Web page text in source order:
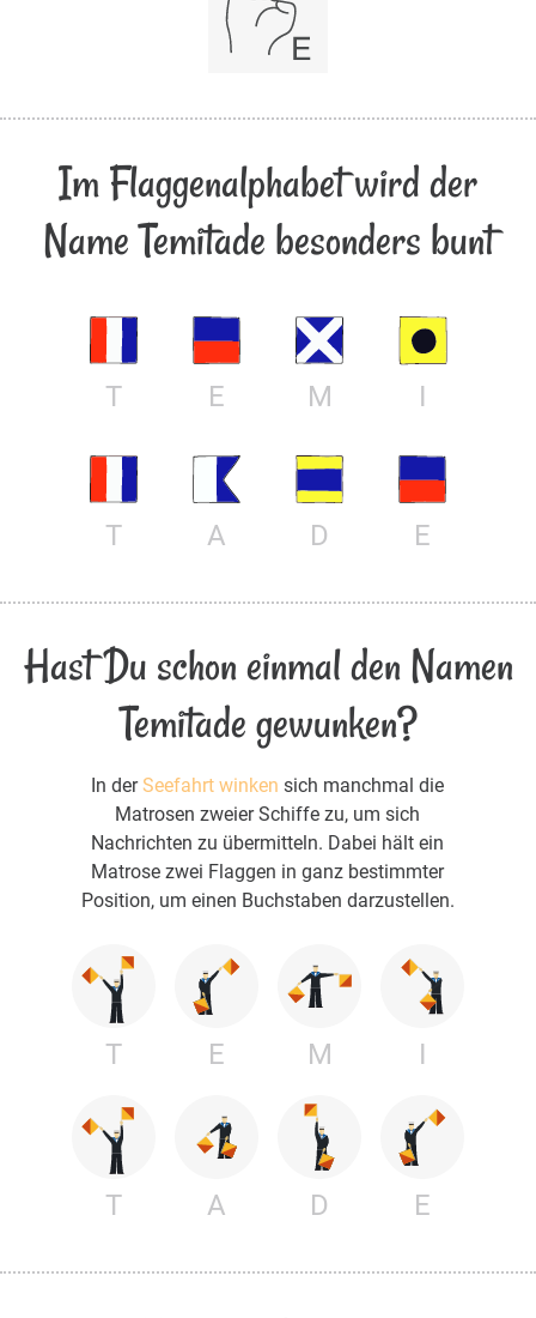
Im Flaggenalphabet wird der
Name Temitade besonders bunt
T E M I
T A D E
Hast Du schon einmal den Namen
Temitade gewunken?
In derSeefahrt winken sich manchmal die
Matrosen zweier Schiffe zu, um sich
Nachrichten zu übermitteln. Dabei hält ein
Matrose zwei Flaggen in ganz bestimmter
Position, um einen Buchstaben darzustellen.
T E M I
T A D E